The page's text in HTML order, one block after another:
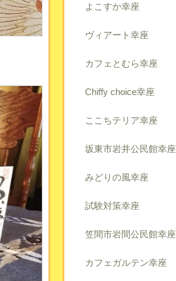
よこすか幸座
ヴィアート幸座
カフェとむら幸座
Chiffy choice幸座
ここちテリア幸座
坂東市岩井公民館幸座
みどりの風幸座
試験対策幸座
笠間市岩間公民館幸座
カフェガルテン幸座